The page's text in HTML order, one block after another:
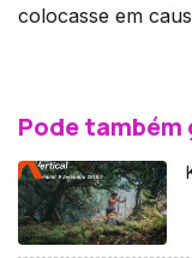
colocasse em
Pode